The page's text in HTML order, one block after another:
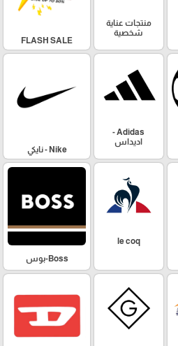
منتجات عناية
شخصية
FLASH SALE
Adidas -
اديداس
Nike - نايكي
le coq
Boss-بوس